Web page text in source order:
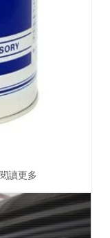
閱讀更多